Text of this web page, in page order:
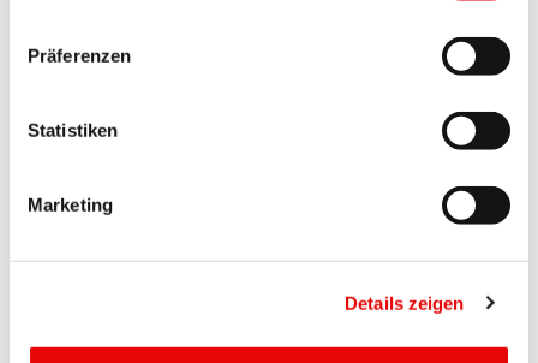
Präferenzen
Statistiken
Marketing
Details zeigen
CAPTOP
Elastyczne żeberka umożliwiają dokładne dopasowanie ...
Więcej szczegółów ...